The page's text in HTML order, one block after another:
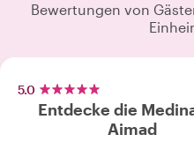
Bewertungen von
5.0
Entdecke die
Aimad